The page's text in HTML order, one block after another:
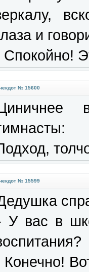
и
Спокойно!
№ 15600
№ 15599
У вас в
Конечно!